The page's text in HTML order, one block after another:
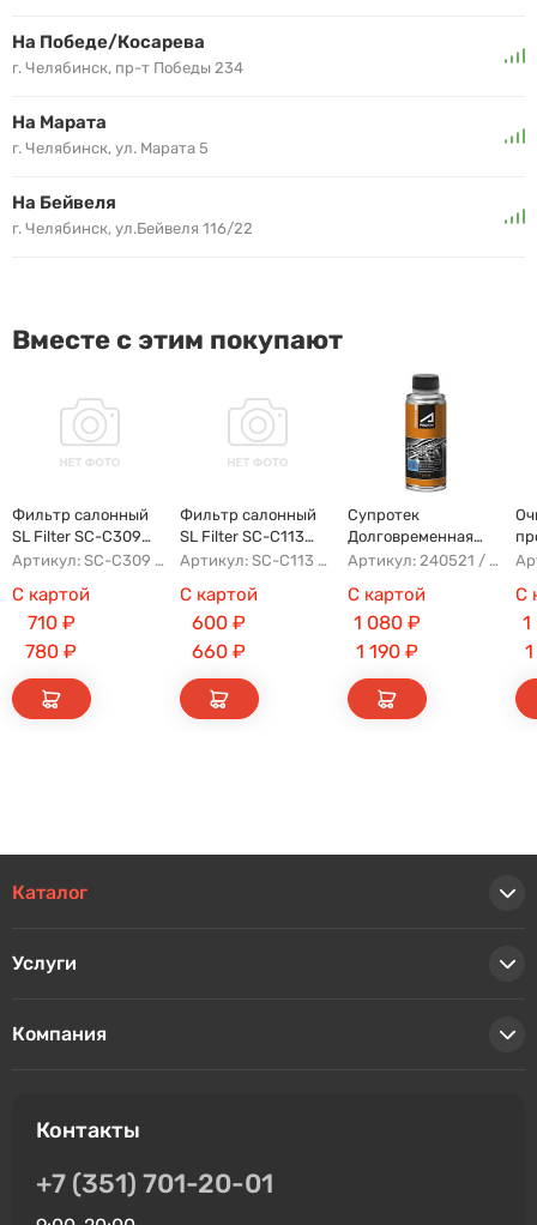
На Победе/Косарева
г. Челябинск, пр-т Победы 234
На Марата
г. Челябинск, ул. Марата 5
На Бейвеля
г. Челябинск, ул.Бейвеля 116/22
Вместе с этим покупают
Фильтр салонный
SL Filter SC-C309
(AG854CF)
Артикул: SC-C309 AG854CF 8022021300 8025530000 AFW2992
С картой
710₽
780 ₽
Фильтр салонный
SL Filter SC-C113
(AG779CF)
Артикул: SC-C113 AFW1107 8104400XKZ96A AG779CF
С картой
600 ₽
660 ₽
Супротек
Долговременная
Промывка
Артикул: 240521 / 122929
С картой
1 080₽
1 190₽
С
1
Каталог
Услуги
Компания
Контакты
+7 (351) 701-20-01